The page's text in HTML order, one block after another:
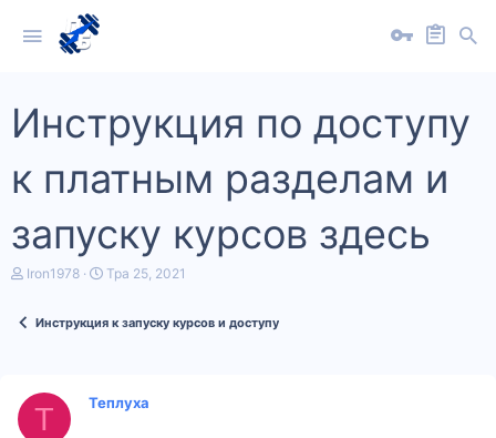
Инструкция по доступу
к платным разделам и
запуску курсов здесь
А
о
м
Iron1978
Д
а
а
Тра 25, 2021
Инструкция к запуску курсов и доступу
Т Теплуха